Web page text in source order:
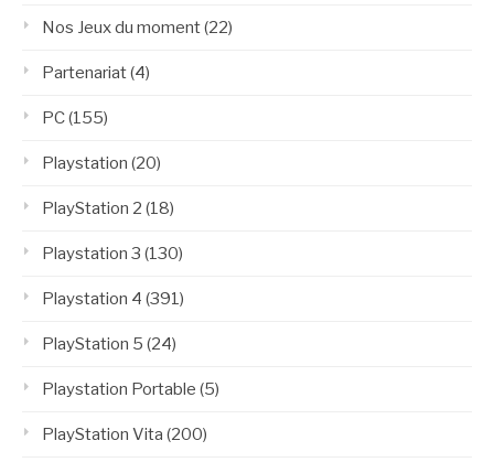
Nos Jeux du moment(22)
Partenariat(4)
PC(155)
Playstation (20)
PlayStation 2 (18)
Playstation 3 (130)
Playstation 4 (391)
PlayStation 5 (24)
Playstation Portable (5)
PlayStation Vita (200)